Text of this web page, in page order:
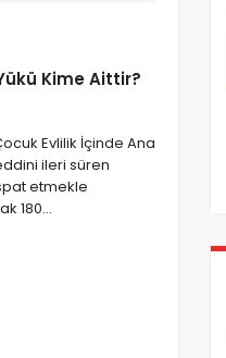
Kime Aittir?
Çocuk Evlilik İçinde Ana
ileri süren
etmekle
180…